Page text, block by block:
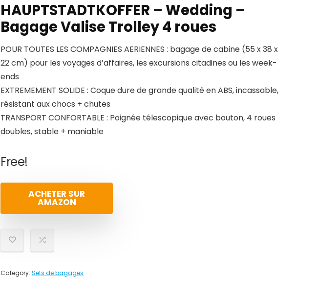
HAUPTSTADTKOFFER – Wedding –
Bagage Valise Trolley 4 roues
POUR TOUTES LES COMPAGNIES AERIENNES : bagage de cabine (55 x 38 x
22 cm) pour les voyages d’affaires, les excursions citadines ou les week-
ends
EXTREMEMENT SOLIDE : Coque dure de grande qualité en ABS, incassable,
résistant aux chocs + chutes
TRANSPORT CONFORTABLE : Poignée télescopique avec bouton, 4 roues
doubles, stable + maniable
Free!
ACHETER SUR
AMAZON
Category: Sets de bagages